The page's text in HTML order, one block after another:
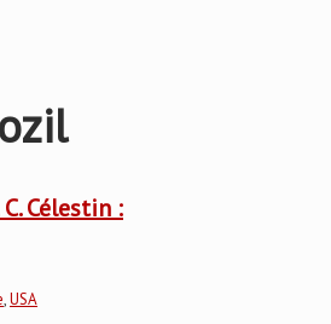
Célestin :
,USA